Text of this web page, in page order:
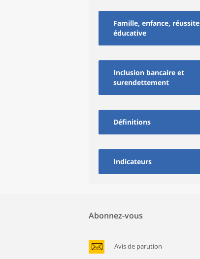
Famille, enfance, réussite
éducative
Inclusion bancaire et
surendettement
Définitions
Indicateurs
Abonnez-vous
Avis de parution